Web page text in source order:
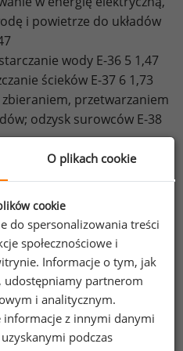
i powietrze do układów
wody E-36 5 1,47
ścieków E-37 6 1,73
zbieraniem, przetwarzaniem
odzysk surowców E-38
i pozostała
z gospodarką odpadami
ze wznoszeniem
obiektów inżynierii
F-43 5 1,47
pojazdami
samochodowych
O plikach cookie
cookie
do spersonalizowania treści
społecznościowe i
Informacje o tym, jak
udostępniamy partnerom
i analitycznym.
informacje z innymi danymi
podczas